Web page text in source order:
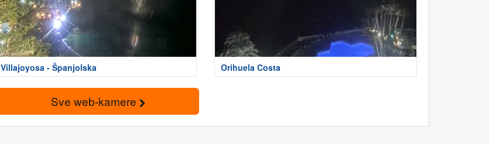
Villajoyosa - Španjolska Orihuela Costa
Sve web-kamere